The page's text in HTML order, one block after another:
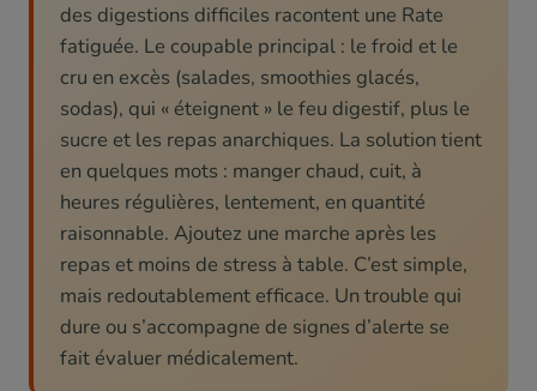
des digestions difficiles racontent une Rate
fatiguée. Le coupable principal : le froid et le
cru en excès (salades, smoothies glacés,
sodas), qui « éteignent » le feu digestif, plus le
sucre et les repas anarchiques. La solution tient
en quelques mots : manger chaud, cuit, à
heures régulières, lentement, en quantité
raisonnable. Ajoutez une marche après les
repas et moins de stress à table. C’est simple,
mais redoutablement efficace. Un trouble qui
dure ou s’accompagne de signes d’alerte se
fait évaluer médicalement.